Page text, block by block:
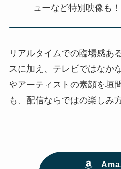
ューなど特別映像も！
リアルタイムでの臨場感あ
スに加え、テレビではなか
やアーティストの素顔を垣
も、配信ならではの楽しみ